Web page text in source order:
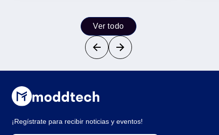
Ver todo
¡Regístrate para recibir noticias y eventos!